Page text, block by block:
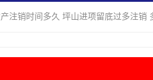
注销时间多久 坪山进项留底过多注销